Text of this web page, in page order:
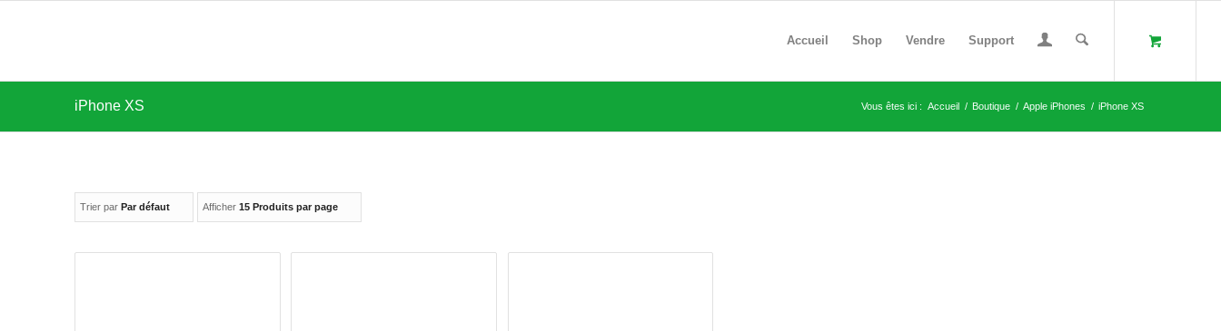
Accueil Shop Vendre Support
iPhone XS Vous êtes ici : Accueil / Boutique / Apple iPhones / iPhone XS
Trier par Par défaut Afficher 15 Produits par page